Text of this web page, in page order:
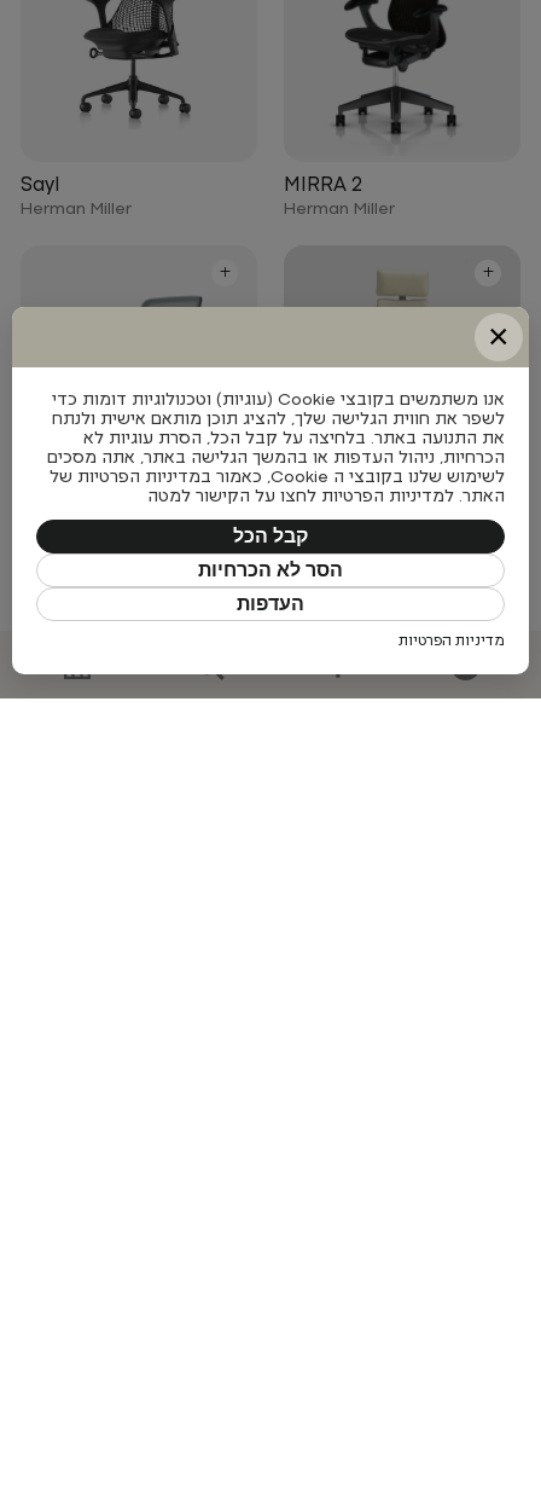
MIRRA 2
Herman Miller
Sayl
Herman Miller
+
Delphi High Back
Merryfair
+
Verus
Herman Miller +
×
אנו משתמשים בקובצי Cookie (עוגיות) וטכנולוגיות דומות כדי
לשפר את חווית הגלישה שלך, להציג תוכן מותאם אישית ולנתח
את התנועה באתר. בלחיצה על קבל הכל, הסרת עוגיות לא
הכרחיות, ניהול העדפות או בהמשך הגלישה באתר, אתה מסכים
לשימוש שלנו בקובצי ה Cookie, כאמור במדיניות הפרטיות של
האתר. למדיניות הפרטיות לחצו על הקישור למטה
קבל הכל
הסר לא הכרחיות
העדפות
מדיניות הפרטיות